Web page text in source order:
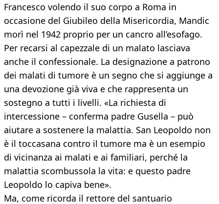
Francesco volendo il suo corpo a Roma in
occasione del Giubileo della Misericordia, Mandic
morì nel 1942 proprio per un cancro all’esofago.
Per recarsi al capezzale di un malato lasciava
anche il confessionale. La designazione a patrono
dei malati di tumore è un segno che si aggiunge a
una devozione già viva e che rappresenta un
sostegno a tutti i livelli. «La richiesta di
intercessione – conferma padre Gusella – può
aiutare a sostenere la malattia. San Leopoldo non
è il toccasana contro il tumore ma è un esempio
di vicinanza ai malati e ai familiari, perché la
malattia scombussola la vita: e questo padre
Leopoldo lo capiva bene».
Ma, come ricorda il rettore del santuario